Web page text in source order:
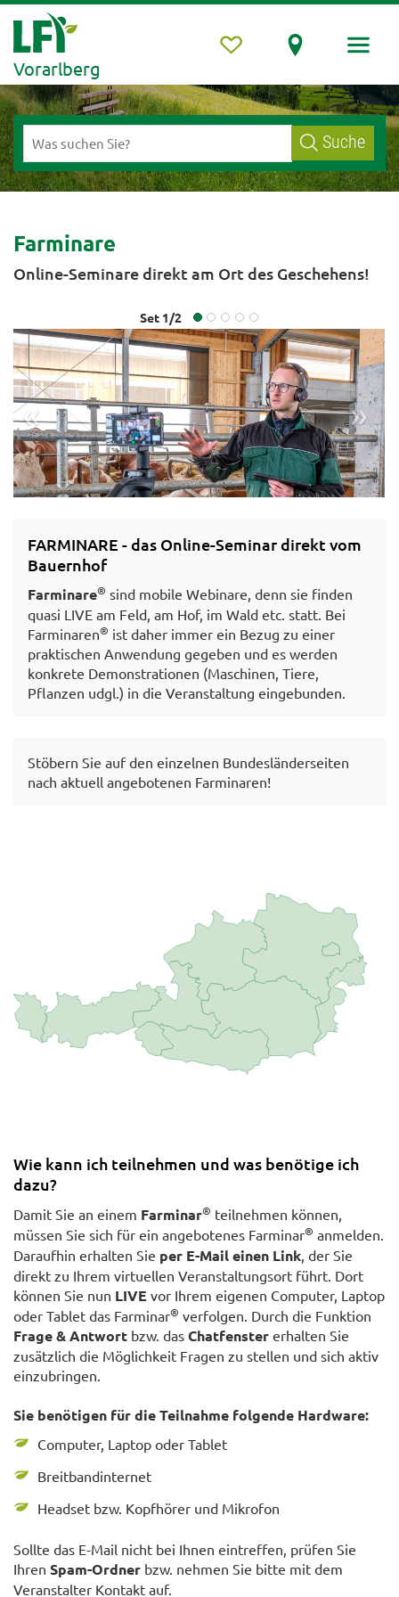
Vorarlberg
Suche
Farminare
Online-Seminare direkt am Ort des Geschehens!
Set 1/2
« »
FARMINARE - das Online-Seminar direkt vom
Bauernhof
Farminare® sind mobile Webinare, denn sie finden
quasi LIVE am Feld, am Hof, im Wald etc. statt. Bei
Farminaren® ist daher immer ein Bezug zu einer
praktischen Anwendung gegeben und es werden
konkrete Demonstrationen (Maschinen, Tiere,
Pflanzen udgl.) in die Veranstaltung eingebunden.
Stöbern Sie auf den einzelnen Bundesländerseiten
nach aktuell angebotenen Farminaren!
Wie kann ich teilnehmen und was benötige ich
dazu?
Damit Sie an einem Farminar® teilnehmen können,
müssen Sie sich für ein angebotenes Farminar® anmelden.
Daraufhin erhalten Sie per E-Mail einen Link, der Sie
direkt zu Ihrem virtuellen Veranstaltungsort führt. Dort
können Sie nun LIVE vor Ihrem eigenen Computer, Laptop
oder Tablet das Farminar® verfolgen. Durch die Funktion
Frage & Antwort bzw. das Chatfenster erhalten Sie
zusätzlich die Möglichkeit Fragen zu stellen und sich aktiv
einzubringen.
Sie benötigen für die Teilnahme folgende Hardware:
Computer, Laptop oder Tablet
Breitbandinternet
Headset bzw. Kopfhörer und Mikrofon
Sollte das E-Mail nicht bei Ihnen eintreffen, prüfen Sie
Ihren Spam-Ordner bzw. nehmen Sie bitte mit dem
Veranstalter Kontakt auf.